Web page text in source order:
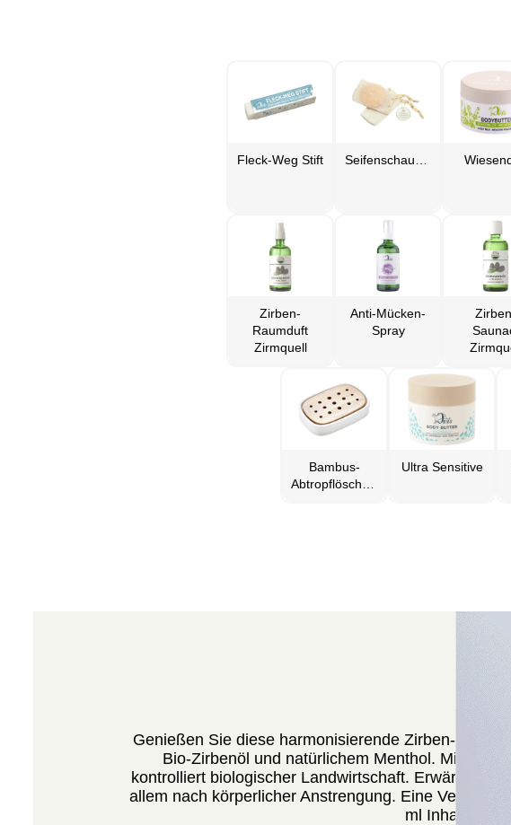
Fleck-Weg Stift
Zirben-
Raumduft
Zirmquell
Anti-Mücken-
Spray
Bambus-
Ultra Sensitive
Genießen Sie diese harmonisierende Zirben-
Bio-Zirbenöl und natürlichem Menthol. Mit
kontrolliert biologischer Landwirtschaft. Erwärmt die
allem nach körperlicher Anstrengung. Eine
ml Inhalt.